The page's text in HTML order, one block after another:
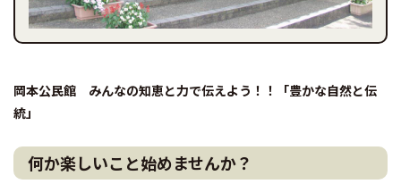
岡本公民館 みんなの知恵と力で伝えよう！！「豊かな自然と伝
統」
何か楽しいこと始めませんか？